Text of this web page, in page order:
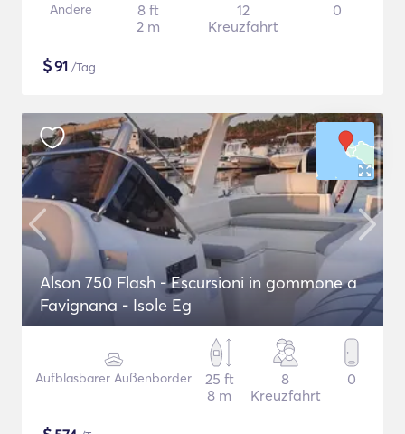
Andere
8 ft
2 m
12
Kreuzfahrt
0
$91 /Tag
Alson 750 Flash - Escursioni in gommone a
Favignana - Isole Eg
Aufblasbarer Außenborder
25 ft
8 m
8
Kreuzfahrt
0